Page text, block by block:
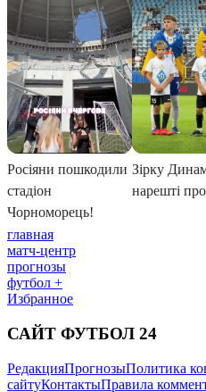
главная
матч-центр
прогнозы
футбол +
Избранное
САЙТ ФУТБОЛ 24
РедакцияПрогнозыПолитика
сайтуКонтактыПравила